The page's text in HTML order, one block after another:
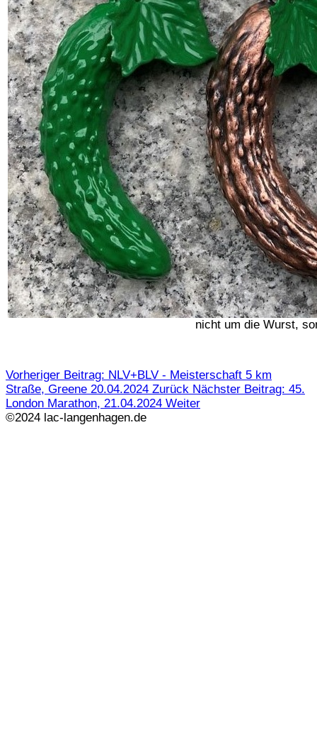
nicht um die Wurst,
Vorheriger Beitrag: NLV+BLV - Meisterschaft 5 km
Straße, Greene 20.04.2024 Zurück Nächster Beitrag: 45.
London Marathon, 21.04.2024 Weiter
©2024 lac-langenhagen.de